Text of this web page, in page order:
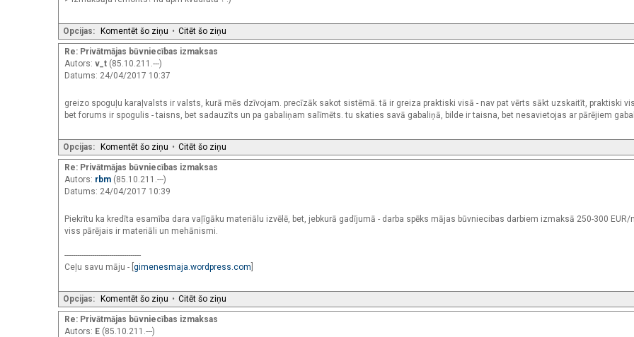
Opcijas: Komentēt šo ziņu • Citēt šo ziņu
Re: Privātmājas būvniecības izmaksas
Autors: v_t (85.10.211.---)
Datums: 24/04/2017 10:37
greizo spoguļu karaļvalsts ir valsts, kurā mēs dzīvojam. precīzāk sakot sistēmā. tā ir greiza praktiski visā - nav pat vērts sākt uzskaitīt, praktiski
bet forums ir spogulis - taisns, bet sadauzīts un pa gabaliņam salīmēts. tu skaties savā gabaliņā, bilde ir taisna, bet nesavietojas ar pārējiem
Opcijas: Komentēt šo ziņu • Citēt šo ziņu
Re: Privātmājas būvniecības izmaksas
Autors: rbm (85.10.211.---)
Datums: 24/04/2017 10:39
Piekrītu ka kredīta esamība dara vaļīgāku materiālu izvēlē, bet, jebkurā gadījumā - darba spēks mājas būvniecibas darbiem izmaksā 250-300 EUR/
viss pārējais ir materiāli un mehānismi.
------------------------------------
Ceļu savu māju - [ gimenesmaja.wordpress.com
Opcijas: Komentēt šo ziņu • Citēt šo ziņu
Re: Privātmājas būvniecības izmaksas
Autors: E (85.10.211.---)